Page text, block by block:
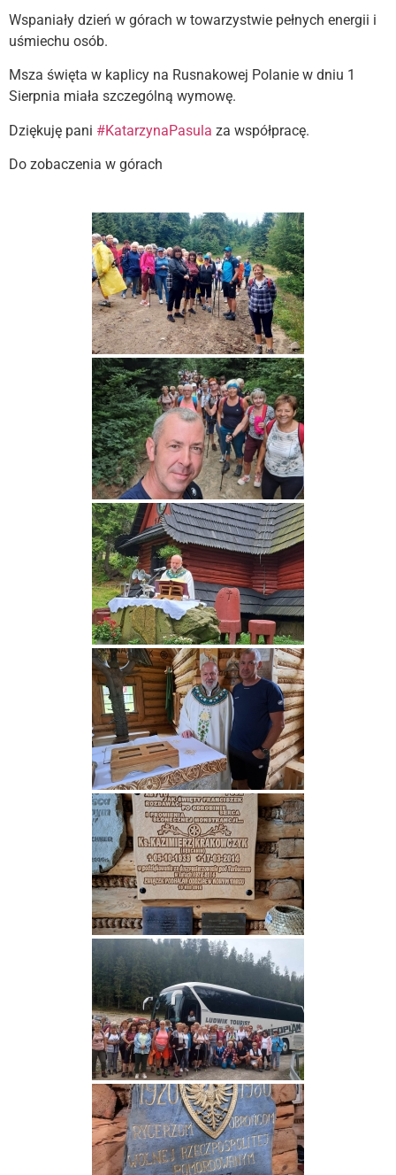
Wspaniały dzień w górach w towarzystwie pełnych energii i
uśmiechu osób.
Msza święta w kaplicy na Rusnakowej Polanie w dniu 1
Sierpnia miała szczególną wymowę.
Dziękuję pani #KatarzynaPasula za współpracę.
Do zobaczenia w górach